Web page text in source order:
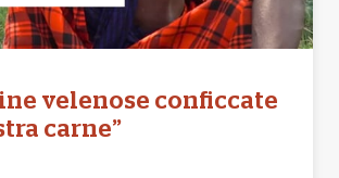
velenose conficcate
carne”